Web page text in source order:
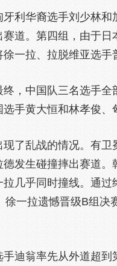
华裔选手刘少林和
道。第四组，由于
一拉、拉脱维亚选手
中国队三名选手全
手黄大恒和林孝俊、
乱战的情况。有卫
发生碰撞摔出赛道
几乎同时撞线。通
徐一拉遗憾晋级B组
翁率先从外道超到